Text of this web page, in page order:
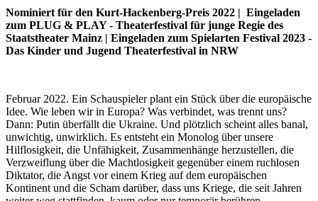
Nominiert für den Kurt-Hackenberg-Preis 2022 | Eingeladen
zum PLUG & PLAY - Theaterfestival für junge Regie des
Staatstheater Mainz | Eingeladen zum Spielarten Festival 2023 -
Das Kinder und Jugend Theaterfestival in NRW
Februar 2022. Ein Schauspieler plant ein Stück über die europäische
Idee. Wie leben wir in Europa? Was verbindet, was trennt uns?
Dann: Putin überfällt die Ukraine. Und plötzlich scheint alles banal,
unwichtig, unwirklich. Es entsteht ein Monolog über unsere
Hilflosigkeit, die Unfähigkeit, Zusammenhänge herzustellen, die
Verzweiflung über die Machtlosigkeit gegenüber einem ruchlosen
Diktator, die Angst vor einem Krieg auf dem europäischen
Kontinent und die Scham darüber, dass uns Kriege, die seit Jahren